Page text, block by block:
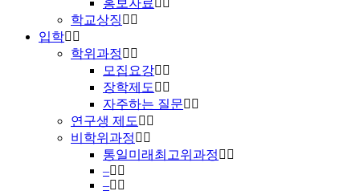
홍보자료
학교상징
입학
학위과정
모집요강
장학제도
자주하는 질문
연구생 제도
비학위과정
통일미래최고위과정
–
–